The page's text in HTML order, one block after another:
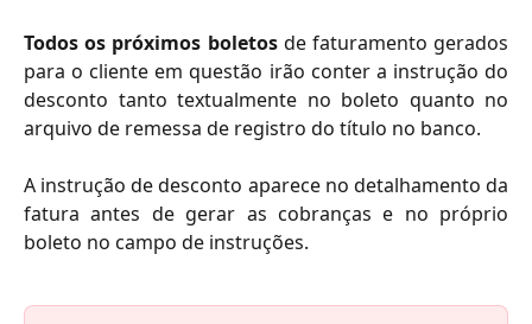
Todos os próximos boletosde faturamento gerados
para o cliente em questão irão conter a instrução do
desconto tanto textualmente no boleto quanto no
arquivo de remessa de registro do título no banco.
A instrução de desconto aparece no detalhamento da
fatura antes de gerar as cobranças e no próprio
boleto no campo de instruções.